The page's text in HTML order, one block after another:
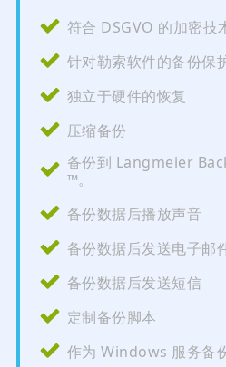
符合 DSGVO 的加密技
针对勒索软件的备份保
独立于硬件的恢复
压缩备份
备份到 Langmeier
™。
备份数据后播放声音
备份数据后发送电子邮
备份数据后发送短信
定制备份脚本
作为 Windows 服务备